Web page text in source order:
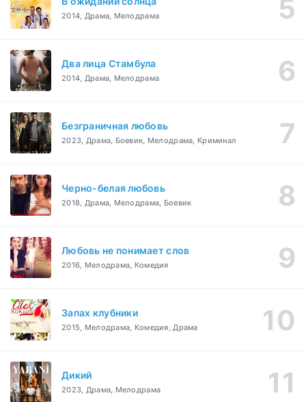
2014, Драма, Мелодрама
Два лица Стамбула
2014, Драма, Мелодрама
Безграничная любовь
2023, Драма, Боевик, Мелодрама, Криминал
Черно-белая любовь
2018, Драма, Мелодрама, Боевик
Любовь не понимает слов
2016, Мелодрама, Комедия
Запах клубники
2015, Мелодрама, Комедия, Драма
Дикий
2023, Драма, Мелодрама